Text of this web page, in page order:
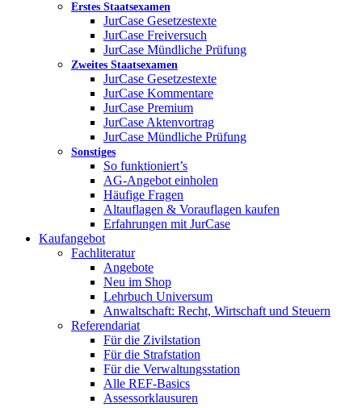
Erstes Staatsexamen
JurCase Gesetzestexte
JurCase Freiversuch
JurCase Mündliche Prüfung
Zweites Staatsexamen
JurCase Gesetzestexte
JurCase Kommentare
JurCase Premium
JurCase Aktenvortrag
JurCase Mündliche Prüfung
Sonstiges
So funktioniert’s
AG-Angebot einholen
Häufige Fragen
Altauflagen & Vorauflagen kaufen
Erfahrungen mit JurCase
Kaufangebot
Fachliteratur
Angebote
Neu im Shop
Lehrbuch Universum
Anwaltschaft: Recht, Wirtschaft und Steuern
Referendariat
Für die Zivilstation
Für die Strafstation
Für die Verwaltungsstation
Alle REF-Basics
Assessorklausuren